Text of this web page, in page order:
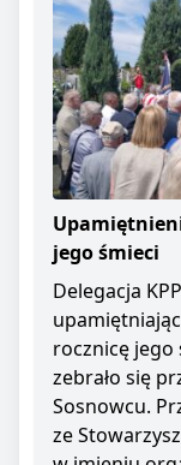
jego śmieci
Delegacja
rocznicę jego
zebrało się
Sosnowcu.
ze